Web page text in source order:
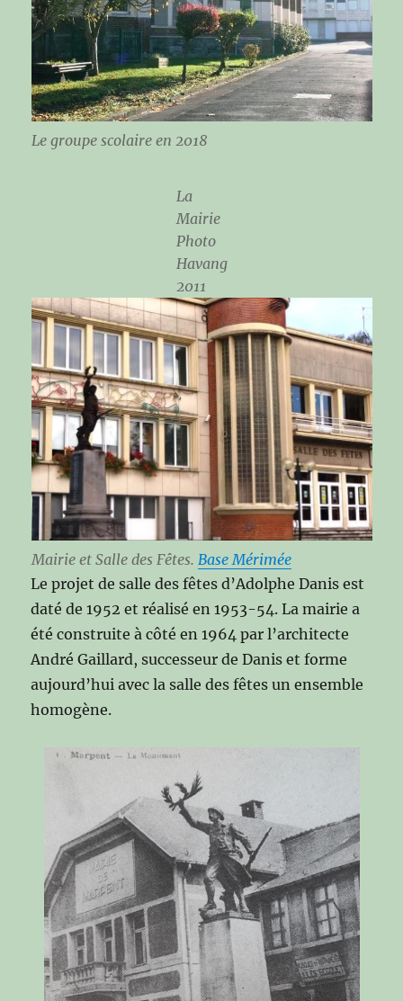
Le groupe scolaire en 2018
La
Mairie
Photo
Havang
2011
Mairie et Salle des Fêtes. Base Mérimée
Le projet de salle des fêtes d’Adolphe Danis est
daté de 1952 et réalisé en 1953-54. La mairie a
été construite à côté en 1964 par l’architecte
André Gaillard, successeur de Danis et forme
aujourd’hui avec la salle des fêtes un ensemble
homogène.